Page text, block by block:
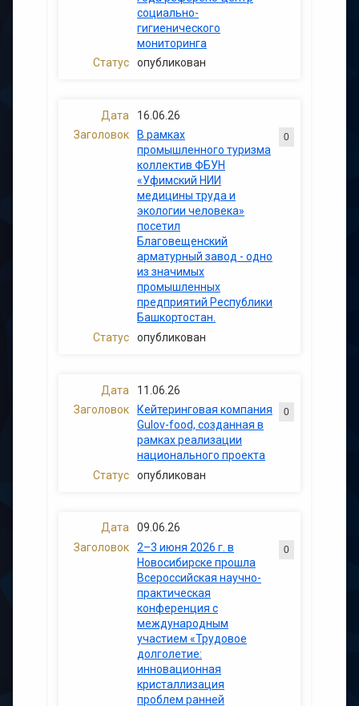
социально-
гигиенического
мониторинга
опубликован
16.06.26
В рамках
промышленного туризма
коллектив ФБУН
«Уфимский НИИ
медицины труда и
экологии человека»
посетил
Благовещенский
арматурный завод - одно
из значимых
промышленных
предприятий Республики
Башкортостан.
0
опубликован
11.06.26
Кейтеринговая компания
Gulov-food, созданная в
рамках реализации
национального проекта
0
опубликован
09.06.26
2–3 июня 2026 г. в
Новосибирске прошла
Всероссийская научно-
практическая
конференция с
международным
участием «Трудовое
долголетие:
инновационная
кристаллизация
проблем ранней
0